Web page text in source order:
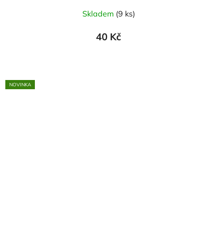
Skladem (9 ks)
40 Kč
NOVINKA